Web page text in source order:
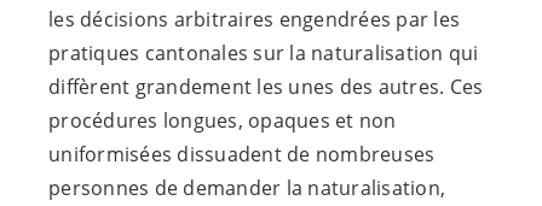
les décisions arbitraires engendrées par les
pratiques cantonales sur la naturalisation qui
diffèrent grandement les unes des autres. Ces
procédures longues, opaques et non
uniformisées dissuadent de nombreuses
personnes de demander la naturalisation,